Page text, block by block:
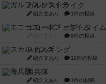
ガルフストライク
紹介文あり 1件の投稿
エコーズ・オブ・タイム
8件の投稿
スカルキング
紹介文あり 12件の投稿
海兵隊
紹介文あり 1件の投稿